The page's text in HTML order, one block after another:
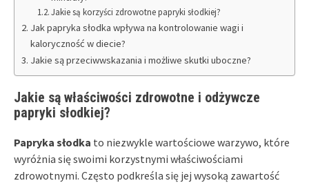
Jakie są korzyści zdrowotne papryki słodkiej?
Jak papryka słodka wpływa na kontrolowanie wagi i
kaloryczność w diecie?
Jakie są przeciwwskazania i możliwe skutki uboczne?
Jakie są właściwości zdrowotne i odżywcze
papryki słodkiej?
Papryka słodka to niezwykle wartościowe warzywo, które
wyróżnia się swoimi korzystnymi właściwościami
zdrowotnymi. Często podkreśla się jej wysoką zawartość